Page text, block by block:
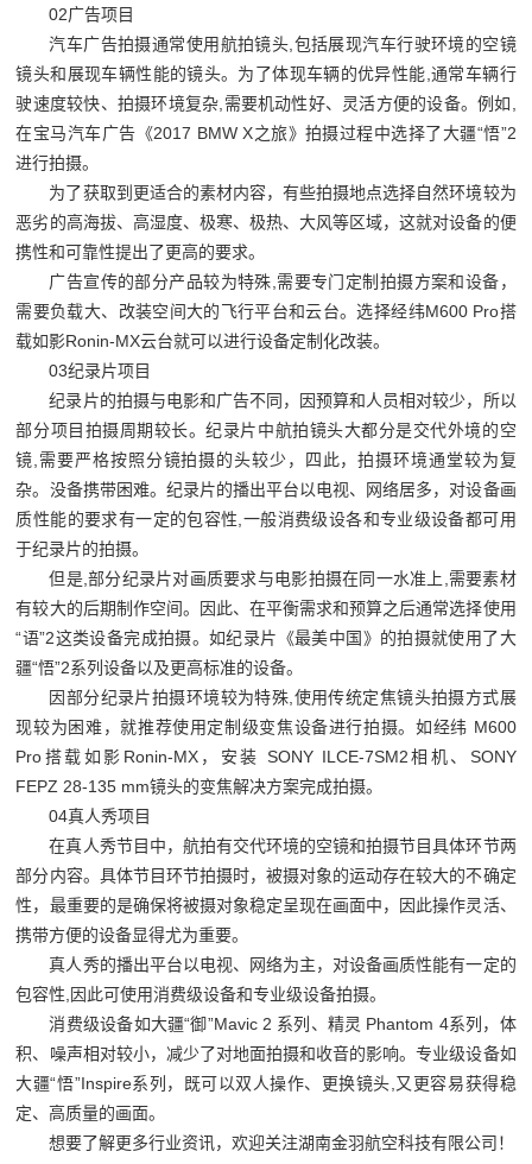
02广告项目
汽车广告拍摄通常使用航拍镜头,包括展现汽车行驶环境的空镜
镜头和展现车辆性能的镜头。为了体现车辆的优异性能,通常车辆行
驶速度较快、拍摄环境复杂,需要机动性好、灵活方便的设备。例如,
在宝马汽车广告《2017 BMW X之旅》拍摄过程中选择了大疆“悟”2
进行拍摄。
为了获取到更适合的素材内容，有些拍摄地点选择自然环境较为
恶劣的高海拔、高湿度、极寒、极热、大风等区域，这就对设备的便
携性和可靠性提出了更高的要求。
广告宣传的部分产品较为特殊,需要专门定制拍摄方案和设备，
需要负载大、改装空间大的飞行平台和云台。选择经纬M600 Pro搭
载如影Ronin-MX云台就可以进行设备定制化改装。
03纪录片项目
纪录片的拍摄与电影和广告不同，因预算和人员相对较少，所以
部分项目拍摄周期较长。纪录片中航拍镜头大都分是交代外境的空
镜,需要严格按照分镜拍摄的头较少，四此，拍摄环境通堂较为复
杂。没备携带困难。纪录片的播出平台以电视、网络居多，对设备画
质性能的要求有一定的包容性,一般消费级设各和专业级设备都可用
于纪录片的拍摄。
但是,部分纪录片对画质要求与电影拍摄在同一水准上,需要素材
有较大的后期制作空间。因此、在平衡需求和预算之后通常选择使用
“语”2这类设备完成拍摄。如纪录片《最美中国》的拍摄就使用了大
疆“悟”2系列设备以及更高标准的设备。
因部分纪录片拍摄环境较为特殊,使用传统定焦镜头拍摄方式展
现较为困难，就推荐使用定制级变焦设备进行拍摄。如经纬 M600
Pro搭载如影 Ronin-MX，安装 SONY ILCE-7SM2相机、 SONY
FEPZ 28-135 mm镜头的变焦解决方案完成拍摄。
04真人秀项目
在真人秀节目中，航拍有交代环境的空镜和拍摄节目具体环节两
部分内容。具体节目环节拍摄时，被摄对象的运动存在较大的不确定
性，最重要的是确保将被摄对象稳定呈现在画面中，因此操作灵活、
携带方便的设备显得尤为重要。
真人秀的播出平台以电视、网络为主，对设备画质性能有一定的
包容性,因此可使用消费级设备和专业级设备拍摄。
消费级设备如大疆“御”Mavic 2 系列、精灵 Phantom 4系列，体
积、噪声相对较小，减少了对地面拍摄和收音的影响。专业级设备如
大疆“悟”Inspire系列，既可以双人操作、更换镜头,又更容易获得稳
定、高质量的画面。
想要了解更多行业资讯，欢迎关注湖南金羽航空科技有限公司！